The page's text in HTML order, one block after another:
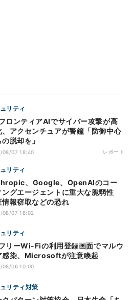
リティ
、アクセンチュアが警鐘「防御中心
脱却を」
08/07 18:40 レポート
リティ
、Google、OpenAIのコー
ングエージェントに重大な脆弱性
情報窃取などの恐れ
08/07 18:02
リティ
感染、Microsoftが注意喚起
08/06 10:00
リティ対策